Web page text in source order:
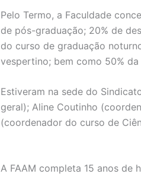
Pelo Termo, a Faculdade
de pós-graduação; 20% de
do curso de graduação
vespertino; bem como 50%
Estiveram na sede do
geral); Aline Coutinho
(coordenador do curso de
A FAAM completa 15 anos de